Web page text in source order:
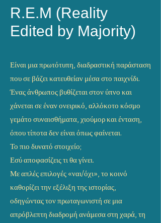
R.E.M (Reality
Edited by Majority)
Είναι μια πρωτότυπη, διαδραστική παράσταση
που σε βάζει κατευθείαν μέσα στο παιχνίδι.
Ένας άνθρωπος βυθίζεται στον ύπνο και
χάνεται σε έναν ονειρικό, αλλόκοτο κόσμο
γεμάτο συναισθήματα, χιούμορ και ένταση,
όπου τίποτα δεν είναι όπως φαίνεται.
Το πιο δυνατό στοιχείο;
Εσύ αποφασίζεις τι θα γίνει.
Με απλές επιλογές «ναι/όχι», το κοινό
καθορίζει την εξέλιξη της ιστορίας,
οδηγώντας τον πρωταγωνιστή σε μια
απρόβλεπτη διαδρομή ανάμεσα στη χαρά, τη